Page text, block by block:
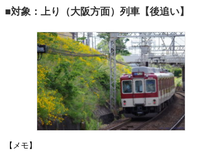
■対象：上り（大阪方面）列車【後追い】
【メモ】